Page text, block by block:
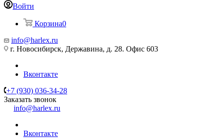
Войти
Корзина0
info@harlex.ru
г. Новосибирск, Державина, д. 28. Офис 603
Вконтакте
+7 (930) 036-34-28
Заказать звонок
info@harlex.ru
Вконтакте